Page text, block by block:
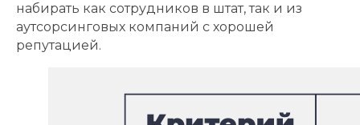
набирать как сотрудников в штат, так и из
аутсорсинговых компаний с хорошей
репутацией.